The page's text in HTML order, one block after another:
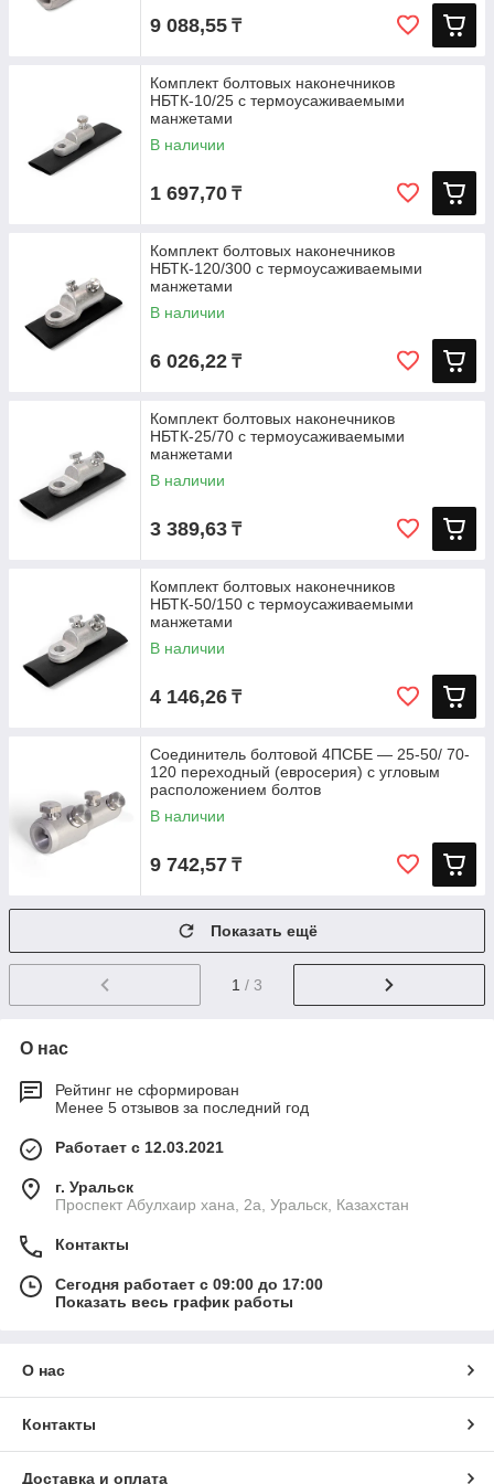
9 088,55 ₸
Комплект болтовых наконечников
НБТК-10/25 с термоусаживаемыми
манжетами
В наличии
1 697,70 ₸
Комплект болтовых наконечников
НБТК-120/300 с термоусаживаемыми
манжетами
В наличии
6 026,22 ₸
Комплект болтовых наконечников
НБТК-25/70 с термоусаживаемыми
манжетами
В наличии
3 389,63 ₸
Комплект болтовых наконечников
НБТК-50/150 с термоусаживаемыми
манжетами
В наличии
4 146,26 ₸
Соединитель болтовой 4ПСБЕ — 25-50/ 70-
120 переходный (евросерия) с угловым
расположением болтов
В наличии
9 742,57 ₸
Показать ещё
1 / 3
О нас
Рейтинг не сформирован
Менее 5 отзывов за последний год
Работает с 12.03.2021
г. Уральск
Проспект Абулхаир хана, 2а, Уральск, Казахстан
Контакты
Сегодня работает с 09:00 до 17:00
Показать весь график работы
О нас
Контакты
Доставка и оплата